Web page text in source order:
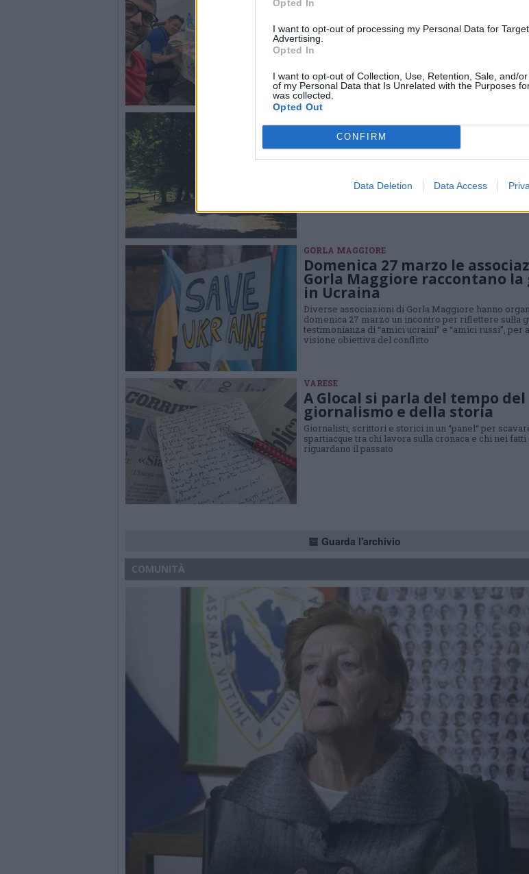
Opted In
I want to opt-out of processing my Personal Data for
Advertising.
Opted In
I want to opt-out of Collection, Use, Retention, Sale, and/
of my Personal Data that Is Unrelated with the Purposes
was collected.
Opted Out
CONFIRM
Data Deletion Data Access
bici
In questa puntata del tour di VareseNews il
Morandi pedalerà lungolago con Lorenzo Franzetti
Verbano, tra acque e colline
La settima tappa di “VA in
sponde del Lago Maggiore
Sesto Calende
appassionato promotore del turismo in bici, in un
GORLA MAGGIORE
Domenica 27 marzo le
Gorla Maggiore raccontano la
in Ucraina
Diverse associazioni di Gorla Maggiore hanno
domenica 27 marzo un incontro per riflettere sulla
testimonianza di “amici ucraini” e “amici russi”, per
visione obiettiva del conflitto
VARESE
A Glocal si parla del tempo del
giornalismo e della storia
Giornalisti, scrittori e storici in un “panel“ per
spartiacque tra chi lavora sulla cronaca e chi nei fatti
riguardano il passato
Guarda l'archivio
COMUNITÀ